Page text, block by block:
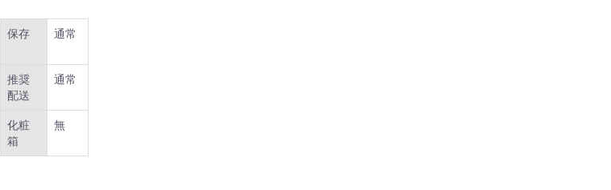
保存 通常
推奨
配送
通常
化粧
箱
無